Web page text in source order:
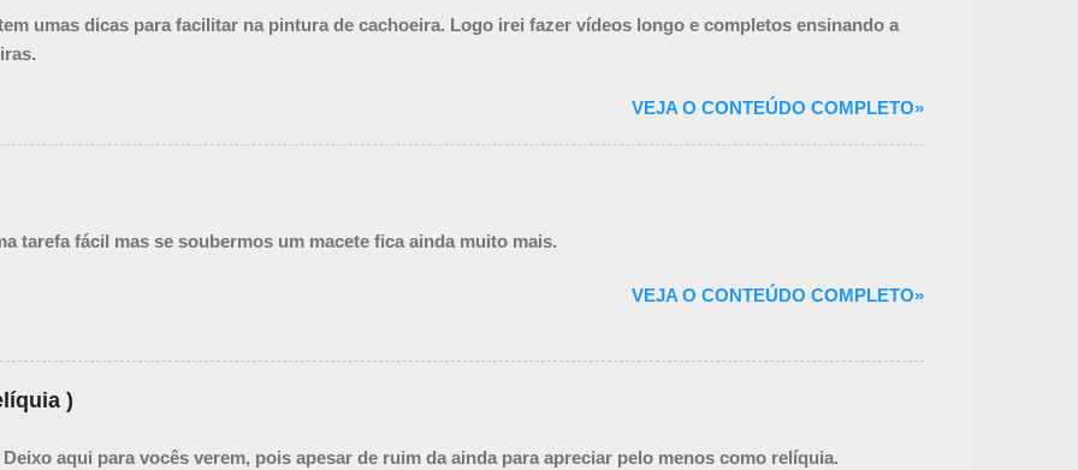
umas dicas para facilitar na pintura de cachoeira. Logo irei fazer vídeos longo e completos ensinando a
VEJA O CONTEÚDO COMPLETO»
tarefa fácil mas se soubermos um macete fica ainda muito mais.
VEJA O CONTEÚDO COMPLETO»
)
aqui para vocês verem, pois apesar de ruim da ainda para apreciar pelo menos como relíquia.